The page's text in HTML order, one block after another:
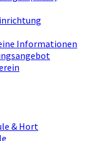
Informationen
& Hort